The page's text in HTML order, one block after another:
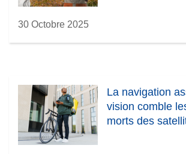
30 Octobre 2025
La navigation
vision comble
morts des